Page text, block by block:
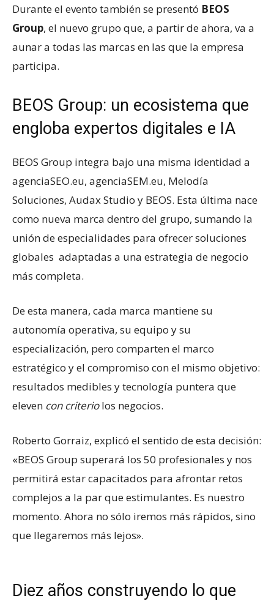
Durante el evento también se presentó BEOS
Group, el nuevo grupo que, a partir de ahora, va a
aunar a todas las marcas en las que la empresa
participa.
BEOS Group: un ecosistema que
engloba expertos digitales e IA
BEOS Group integra bajo una misma identidad a
agenciaSEO.eu, agenciaSEM.eu, Melodía
Soluciones, Audax Studio y BEOS. Esta última nace
como nueva marca dentro del grupo, sumando la
unión de especialidades para ofrecer soluciones
globales adaptadas a una estrategia de negocio
más completa.
De esta manera, cada marca mantiene su
autonomía operativa, su equipo y su
especialización, pero comparten el marco
estratégico y el compromiso con el mismo objetivo:
resultados medibles y tecnología puntera que
eleven con criteriolos negocios.
Roberto Gorraiz, explicó el sentido de esta decisión:
«BEOS Group superará los 50 profesionales y nos
permitirá estar capacitados para afrontar retos
complejos a la par que estimulantes. Es nuestro
momento. Ahora no sólo iremos más rápidos, sino
que llegaremos más lejos».
Diez años construyendo lo que